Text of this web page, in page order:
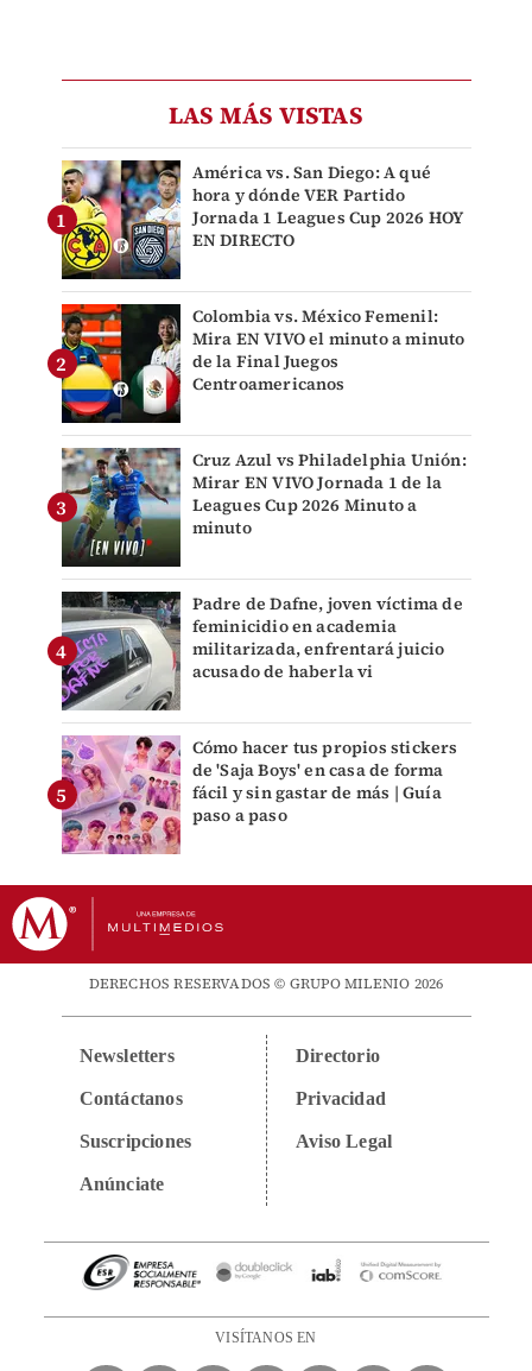
LAS MÁS VISTAS
América vs. San Diego: A qué
hora y dónde VER Partido
Jornada 1 Leagues Cup 2026 HOY
EN DIRECTO
Colombia vs. México Femenil:
Mira EN VIVO el minuto a minuto
de la Final Juegos
Centroamericanos
Cruz Azul vs Philadelphia Unión:
Mirar EN VIVO Jornada 1 de la
Leagues Cup 2026 Minuto a
minuto
Padre de Dafne, joven víctima de
feminicidio en academia
militarizada, enfrentará juicio
acusado de haberla vi
Cómo hacer tus propios stickers
de 'Saja Boys' en casa de forma
fácil y sin gastar de más | Guía
paso a paso
DERECHOS RESERVADOS © GRUPO MILENIO 2026
Newsletters
Contáctanos
Suscripciones
Anúnciate
Directorio
Privacidad
Aviso Legal
VISÍTANOS EN